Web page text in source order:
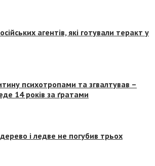
агентів, які готували теракт у
психотропами та згвалтував –
14 років за ґратами
і ледве не погубив трьох